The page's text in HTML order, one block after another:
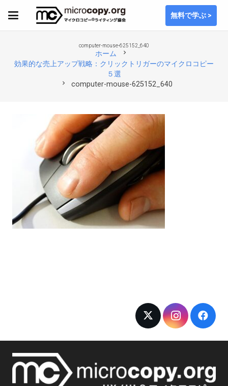
無料で学ぶ >
computer-mouse-625152_640
ホーム chevron_right
効果的な売上アップ戦略：クリックトリガーのマイクロコピー
５選
chevron_right computer-mouse-625152_640